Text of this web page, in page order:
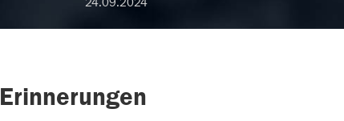
24.09.2024
Erinnerungen